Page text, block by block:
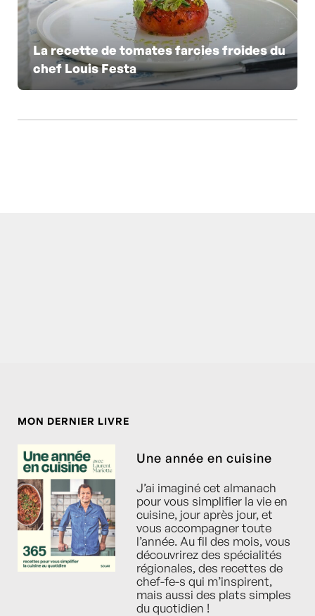
La recette de tomates farcies froides du
chef Louis Festa
MON DERNIER LIVRE
Une année en cuisine
J’ai imaginé cet almanach
pour vous simplifier la vie en
cuisine, jour après jour, et
vous accompagner toute
l’année. Au fil des mois, vous
découvrirez des spécialités
régionales, des recettes de
chef-fe-s qui m’inspirent,
mais aussi des plats simples
du quotidien !